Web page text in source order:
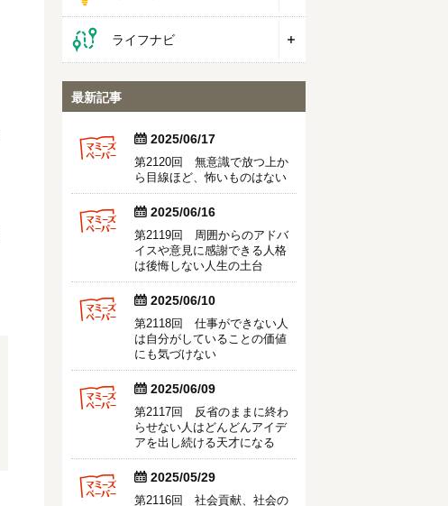
ライフナビ
最新記事
  2025/06/17
第2120回 無意識で放つ上か
ら目線ほど、怖いものはない
  2025/06/16
第2119回 周囲からのアドバ
イスや意見に感謝できる人格
は後悔しない人生の土台
  2025/06/10
第2118回 仕事ができない人
は自分がしていることの価値
にも気づけない
  2025/06/09
第2117回 反省のままに終わ
らせない人はどんどんアイデ
アを出し続ける天才になる
  2025/05/29
第2116回 社会貢献、社会の